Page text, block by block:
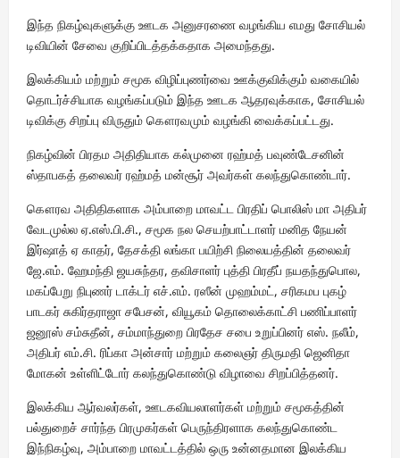
இந்த நிகழ்வுகளுக்கு ஊடக அனுசரணை வழங்கிய எமது சோசியல்
டிவியின் சேவை குறிப்பிடத்தக்கதாக அமைந்தது.
இலக்கியம் மற்றும் சமூக விழிப்புணர்வை ஊக்குவிக்கும் வகையில்
தொடர்ச்சியாக வழங்கப்படும் இந்த ஊடக ஆதரவுக்காக, சோசியல்
டிவிக்கு சிறப்பு விருதும் கௌரவமும் வழங்கி வைக்கப்பட்டது.
நிகழ்வின் பிரதம அதிதியாக கல்முனை ரஹ்மத் பவுண்டேசனின்
ஸ்தாபகத் தலைவர் ரஹ்மத் மன்சூர் அவர்கள் கலந்துகொண்டார்.
கௌரவ அதிதிகளாக அம்பாறை மாவட்ட பிரதிப் பொலிஸ் மா அதிபர்
வேடமுல்ல ஏ.எஸ்.பி.சி., சமூக நல செயற்பாட்டாளர் மனித நேயன்
இர்ஷாத் ஏ காதர், தேசக்தி லங்கா பயிற்சி நிலையத்தின் தலைவர்
ஜே.எம். ஹேமந்தி ஜயசுந்தர, தவிசாளர் புத்தி பிரதீப் நயதந்துபொல,
மகப்பேறு நிபுணர் டாக்டர் எச்.எம். ரஸீன் முஹம்மட், சரிகமப புகழ்
பாடகர் சுகிர்தராஜா சபேசன், வியூகம் தொலைக்காட்சி பணிப்பாளர்
ஜனூஸ் சம்சுதீன், சம்மாந்துறை பிரதேச சபை உறுப்பினர் எஸ். நலீம்,
அதிபர் எம்.சி. ரிப்கா அன்சார் மற்றும் கலைஞர் திருமதி ஜெனிதா
மோகன் உள்ளிட்டோர் கலந்துகொண்டு விழாவை சிறப்பித்தனர்.
இலக்கிய ஆர்வலர்கள், ஊடகவியலாளர்கள் மற்றும் சமூகத்தின்
பல்துறைச் சார்ந்த பிரமுகர்கள் பெருந்திரளாக கலந்துகொண்ட
இந்நிகழ்வு, அம்பாறை மாவட்டத்தில் ஒரு உன்னதமான இலக்கிய